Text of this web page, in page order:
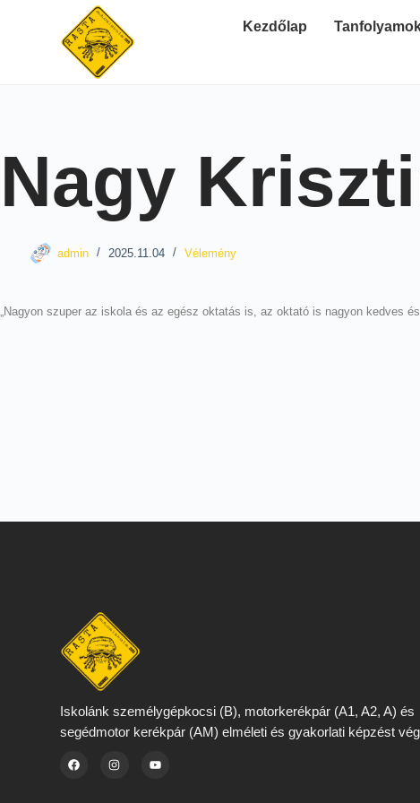
Kezdőlap
Nagy
admin 2025.11.04 Vélemény
„Nagyon szuper az iskola és az egész oktatás is, az oktató is nagyon kedves
Iskolánk személygépkocsi (B), motorkerékpár (A1, A2, A) és
segédmotor kerékpár (AM) elméleti és gyakorlati képzést